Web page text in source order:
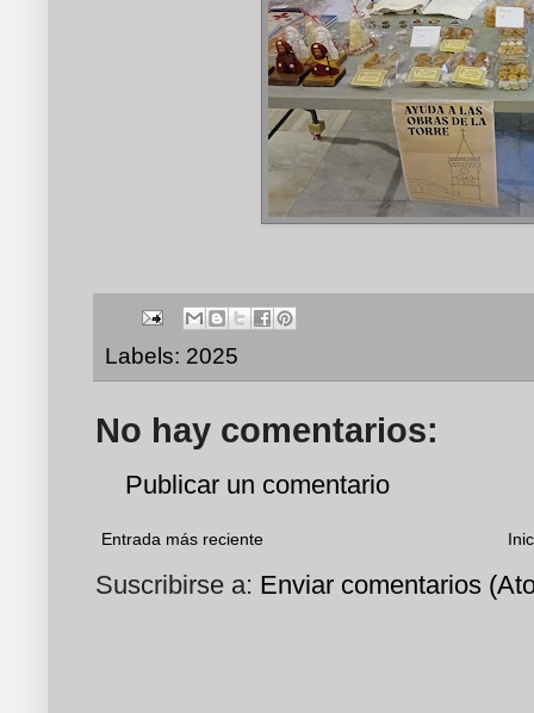
Labels: 2025
No hay comentarios:
Publicar un comentario
Entrada más reciente
Suscribirse a: Enviar comentarios